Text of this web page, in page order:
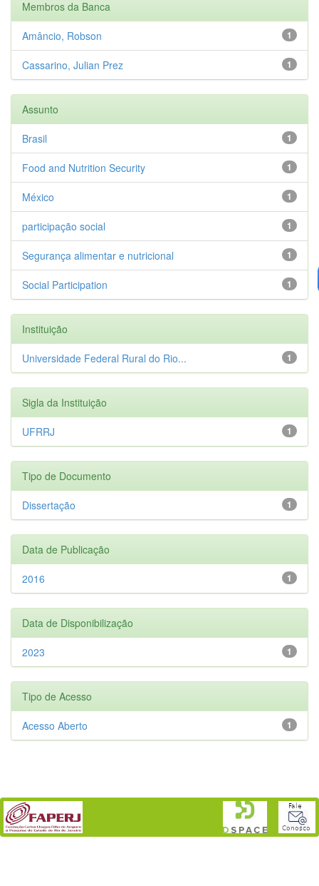
Membros da Banca
1
Amâncio, Robson
1
Cassarino, Julian Prez
Assunto
1
Brasil
1
Food and Nutrition Security
1
México
1
participação social
1
Segurança alimentar e nutricional
1
Social Participation
Instituição
1
Universidade Federal Rural do Rio...
Sigla da Instituição
1
UFRRJ
Tipo de Documento
1
Dissertação
Data de Publicação
1
2016
Data de Disponibilização
1
2023
Tipo de Acesso
1
Acesso Aberto